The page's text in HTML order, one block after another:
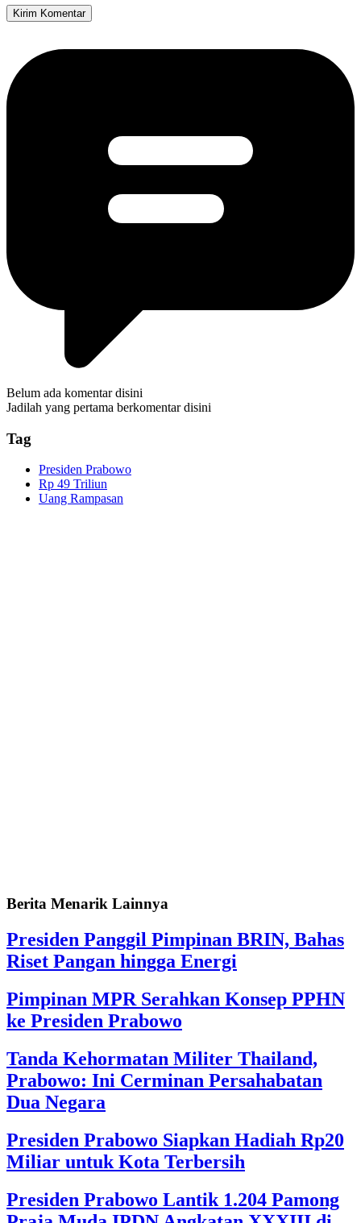
Belum ada komentar disini
Jadilah yang pertama berkomentar disini
Tag
Presiden Prabowo
Rp 49 Triliun
Uang Rampasan
Berita Menarik Lainnya
Presiden Panggil Pimpinan BRIN, Bahas
Riset Pangan hingga Energi
Pimpinan MPR Serahkan Konsep PPHN
ke Presiden Prabowo
Tanda Kehormatan Militer Thailand,
Prabowo: Ini Cerminan Persahabatan
Dua Negara
Presiden Prabowo Siapkan Hadiah Rp20
Miliar untuk Kota Terbersih
Presiden Prabowo Lantik 1.204 Pamong